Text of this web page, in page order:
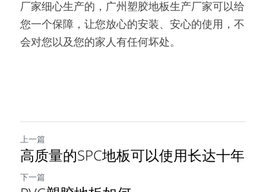
厂家细心生产的，广州塑胶地板生产厂家可以给
您一个保障，让您放心的安装、安心的使用，不
会对您以及您的家人有任何坏处。
上一篇
高质量的SPC地板可以使用长达十年
下一篇